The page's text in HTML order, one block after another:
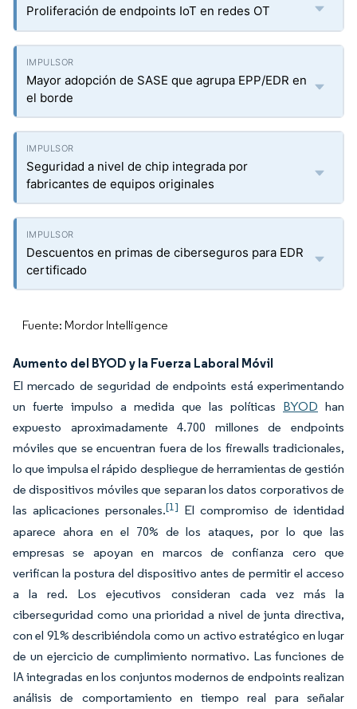
Proliferación de endpoints IoT en redes OT
Mayor adopción de SASE que agrupa EPP/EDR en
el borde
Seguridad a nivel de chip integrada por
fabricantes de equipos originales
Descuentos en primas de ciberseguros para EDR
certificado
Fuente: Mordor Intelligence
Aumento del BYOD y la Fuerza Laboral Móvil
El mercado de seguridad de endpoints está experimentando
un fuerte impulso a medida que las políticas BYOD han
expuesto aproximadamente 4.700 millones de endpoints
móviles que se encuentran fuera de los firewalls tradicionales,
lo que impulsa el rápido despliegue de herramientas de gestión
de dispositivos móviles que separan los datos corporativos de
las aplicaciones personales.[1] El compromiso de identidad
aparece ahora en el 70% de los ataques, por lo que las
empresas se apoyan en marcos de confianza cero que
verifican la postura del dispositivo antes de permitir el acceso
a la red. Los ejecutivos consideran cada vez más la
ciberseguridad como una prioridad a nivel de junta directiva,
con el 91% describiéndola como un activo estratégico en lugar
de un ejercicio de cumplimiento normativo. Las funciones de
IA integradas en los conjuntos modernos de endpoints realizan
análisis de comportamiento en tiempo real para señalar